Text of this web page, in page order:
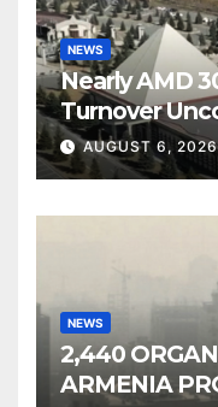
NEWS
Nearly AMD
Turnover
Owned
AUGUST 6,
NEWS
2,440
ARMENIA